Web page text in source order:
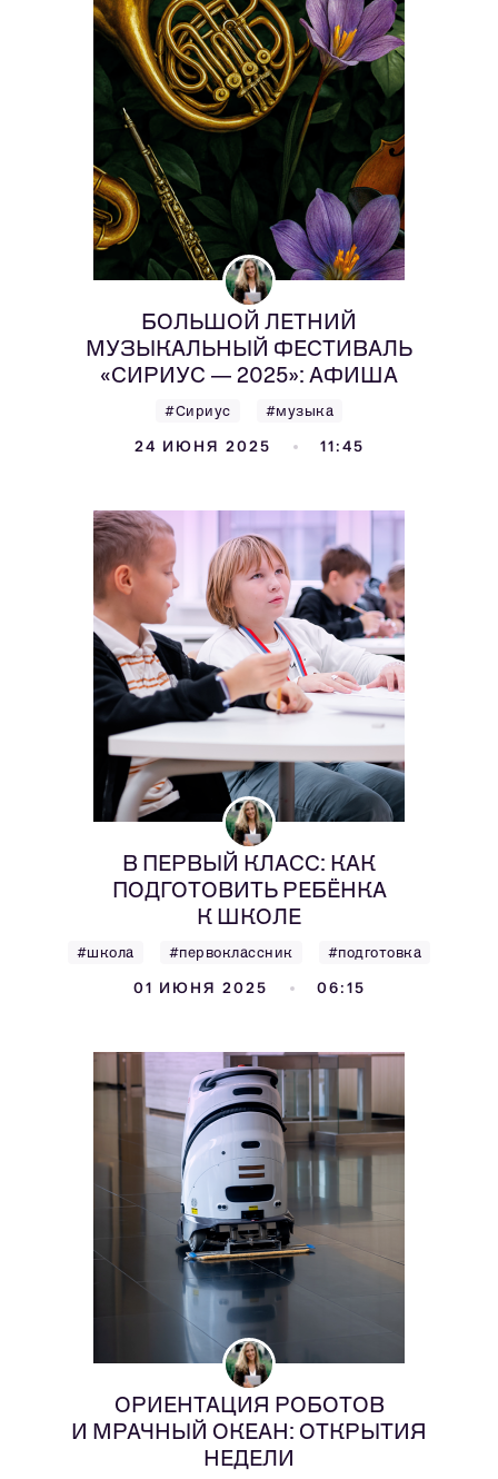
БОЛЬШОЙ ЛЕТНИЙ
МУЗЫКАЛЬНЫЙ ФЕСТИВАЛЬ
«СИРИУС — 2025»: АФИША
#Сириус #музыка
24 ИЮНЯ 2025 11:45
В ПЕРВЫЙ КЛАСС: КАК
ПОДГОТОВИТЬ РЕБЁНКА
К ШКОЛЕ
#школа #первоклассник #подготовка
01 ИЮНЯ 2025 06:15
ОРИЕНТАЦИЯ РОБОТОВ
И МРАЧНЫЙ ОКЕАН: ОТКРЫТИЯ
НЕДЕЛИ